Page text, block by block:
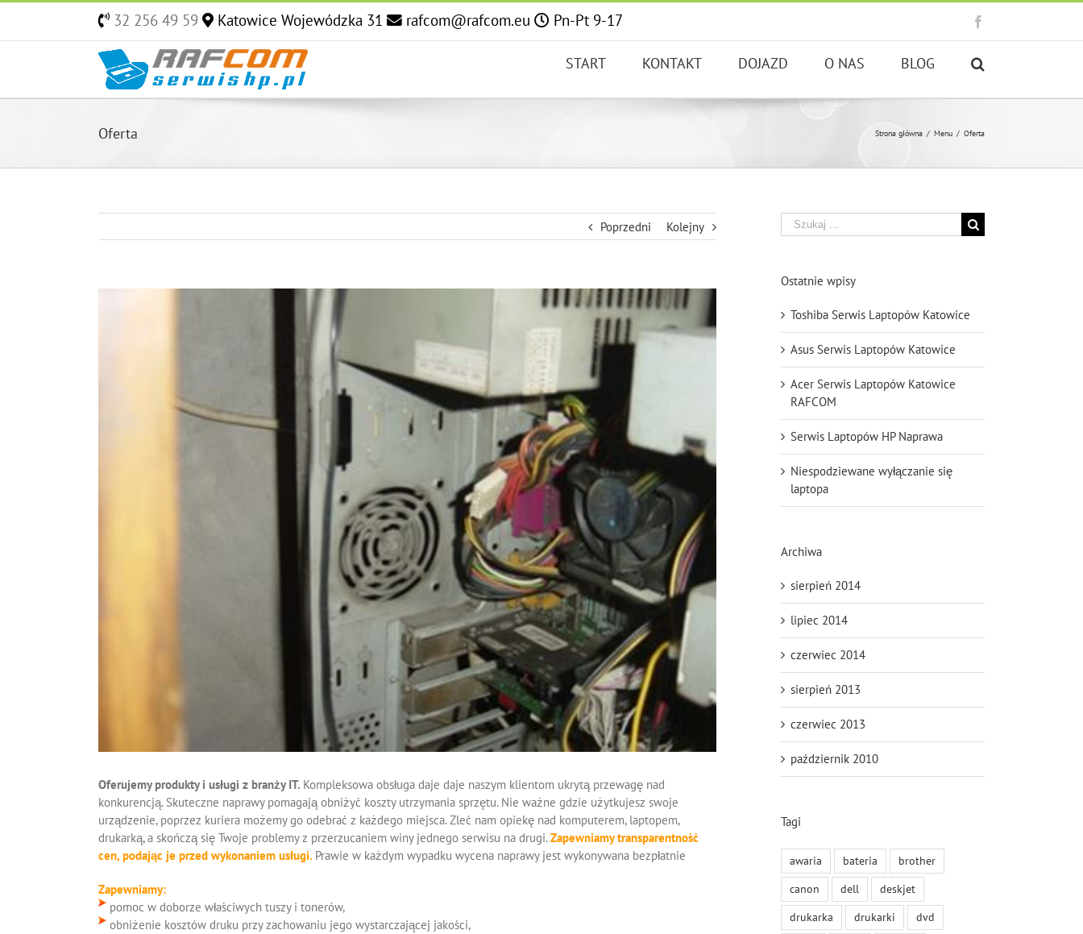
Skip
content
32 256 49 59 Katowice Wojewódzka 31 rafcom@rafcom.eu Pn-Pt 9-17
START KONTAKT DOJAZD O NAS BLOG
Oferta Strona główna / Menu / Oferta
Poprzedni Kolejny
Oferujemy produkty i usługi z branży IT. Kompleksowa obsługa daje daje naszym klientom ukrytą przewagę nad
konkurencją. Skuteczne naprawy pomagają obniżyć koszty utrzymania sprzętu. Nie ważne gdzie użytkujesz swoje
urządzenie, poprzez kuriera możemy go odebrać z każdego miejsca. Zleć nam opiekę nad komputerem, laptopem,
drukarką, a skończą się Twoje problemy z przerzucaniem winy jednego serwisu na drugi.Zapewniamy transparentność
cen, podając je przed wykonaniem usługi. Prawie w każdym wypadku wycena naprawy jest wykonywana bezpłatnie
Zapewniamy:
pomoc w doborze właściwych tuszy i tonerów,
obniżenie kosztów druku przy zachowaniu jego wystarczającej jakości,
Szukaj
Ostatnie wpisy
Toshiba Serwis Laptopów Katowice
Asus Serwis Laptopów Katowice
Acer Serwis Laptopów Katowice
RAFCOM
Serwis Laptopów HP Naprawa
Niespodziewane wyłączanie się
laptopa
Archiwa
sierpień 2014
lipiec 2014
czerwiec 2014
sierpień 2013
czerwiec 2013
październik 2010
Tagi
awaria bateria
brother
canon
dell
deskjet
drukarka
drukarki
dvd